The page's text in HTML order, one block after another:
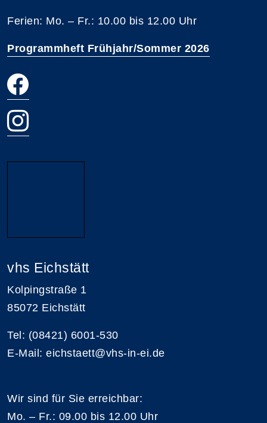
Ferien: Mo. – Fr.: 10.00 bis 12.00 Uhr
Programmheft Frühjahr/Sommer 2026
vhs Eichstätt
Kolpingstraße 1
85072 Eichstätt
Tel: (08421) 6001-530
E-Mail: eichstaett@vhs-in-ei.de
Wir sind für Sie erreichbar:
Mo. – Fr.: 09.00 bis 12.00 Uhr